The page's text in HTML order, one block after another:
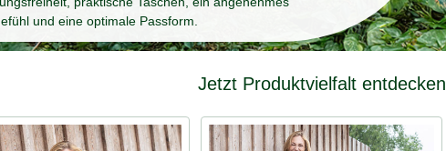
und eine optimale Passform.
Jetzt Produktvielfalt entdecken